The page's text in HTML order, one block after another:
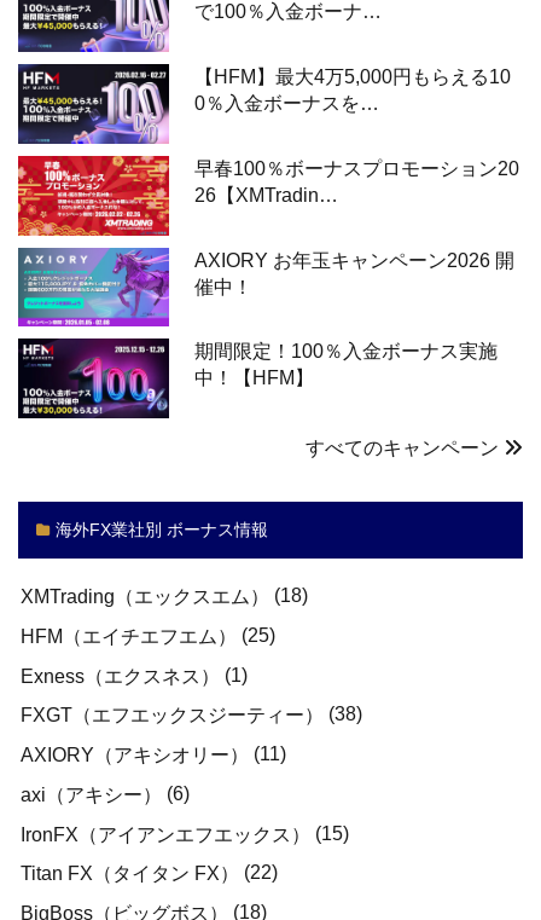
で100％入金ボーナ…
【HFM】最大4万5,000円もらえる10
0％入金ボーナスを…
早春100％ボーナスプロモーション20
26【XMTradin…
AXIORY お年玉キャンペーン2026 開
催中！
期間限定！100％入金ボーナス実施
中！【HFM】
すべてのキャンペーン
海外FX業社別 ボーナス情報
XMTrading（エックスエム）
(18)
HFM（エイチエフエム）
(25)
Exness（エクスネス）
(1)
FXGT（エフエックスジーティー）
(38)
AXIORY（アキシオリー）
(11)
axi（アキシー）
(6)
IronFX（アイアンエフエックス）
(15)
Titan FX（タイタン FX）
(22)
BigBoss（ビッグボス）
(18)